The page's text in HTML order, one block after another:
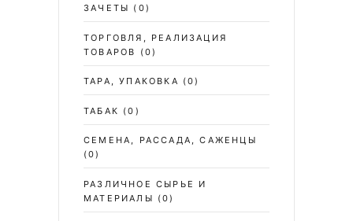
ЗАЧЕТЫ (0)
ТОРГОВЛЯ, РЕАЛИЗАЦИЯ
ТОВАРОВ
(0)
ТАРА, УПАКОВКА (0)
ТАБАК (0)
СЕМЕНА, РАССАДА, САЖЕНЦЫ
(0)
РАЗЛИЧНОЕ СЫРЬЕ И
МАТЕРИАЛЫ (0)